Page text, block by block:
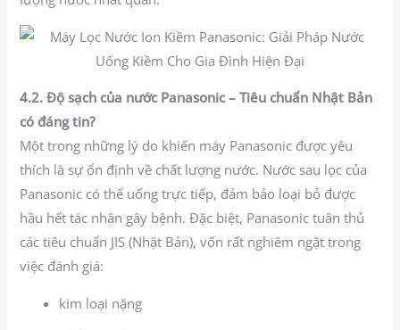
4.2. Độ sạch của nước Panasonic – Tiêu chuẩn Nhật Bản
có đáng tin?
Một trong những lý do khiến máy Panasonic được yêu
thích là sự ổn định về chất lượng nước. Nước sau lọc của
Panasonic có thể uống trực tiếp, đảm bảo loại bỏ được
hầu hết tác nhân gây bệnh. Đặc biệt, Panasonic tuân thủ
các tiêu chuẩn JIS (Nhật Bản), vốn rất nghiêm ngặt trong
việc đánh giá:
kim loại nặng